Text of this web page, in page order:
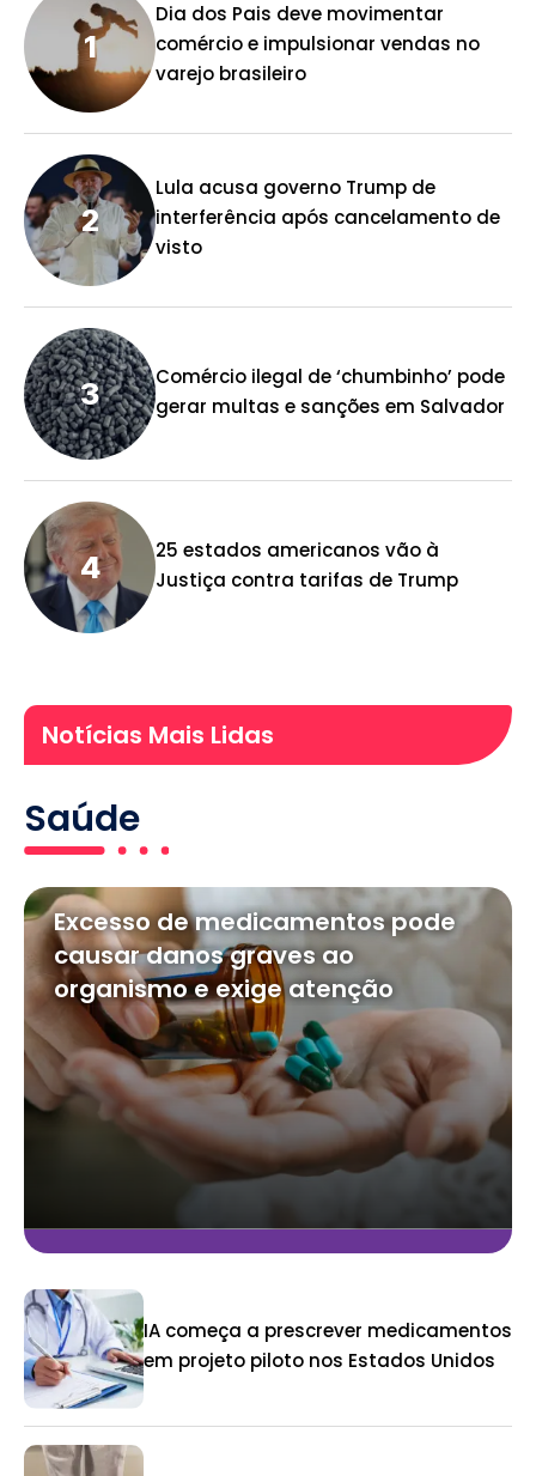
Dia dos Pais deve movimentar
comércio e impulsionar vendas no
varejo brasileiro
Lula acusa governo Trump de
interferência após cancelamento de
visto
Comércio ilegal de ‘chumbinho’ pode
gerar multas e sanções em Salvador
25 estados americanos vão à
Justiça contra tarifas de Trump
Notícias Mais Lidas
Saúde
Excesso de medicamentos pode
causar danos graves ao
organismo e exige atenção
IA começa a prescrever medicamentos
em projeto piloto nos Estados Unidos